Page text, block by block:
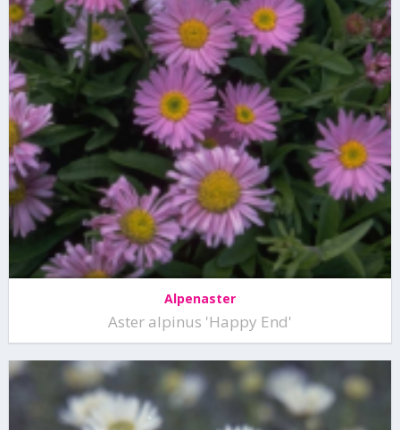
Alpenaster
Aster alpinus 'Happy End'